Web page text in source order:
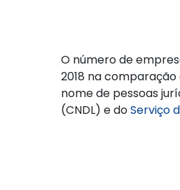
O número de
2018 na
nome de pessoas
(CNDL) e doServiço